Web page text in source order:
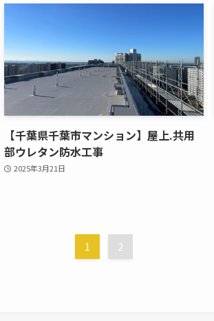
【千葉県千葉市マンション】屋上.共用
部ウレタン防水工事
2025年3月21日
1 2